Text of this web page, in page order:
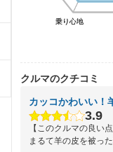
乗り心地
乗り心地
クルマのクチコミ
3.9
【このクルマの良い点
まるて羊の皮を被っ